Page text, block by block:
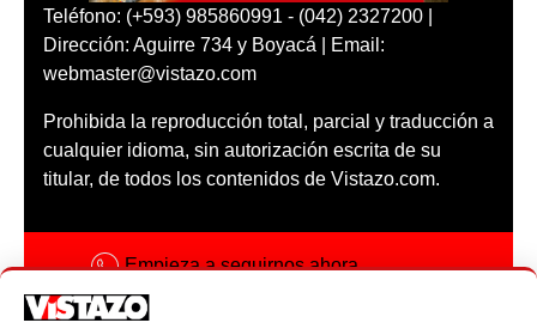
Teléfono: (+593) 985860991 - (042) 2327200 |
Dirección: Aguirre 734 y Boyacá | Email:
webmaster@vistazo.com
Prohibida la reproducción total, parcial y traducción a
cualquier idioma, sin autorización escrita de su
titular, de todos los contenidos de Vistazo.com.
Empieza a seguirnos ahora